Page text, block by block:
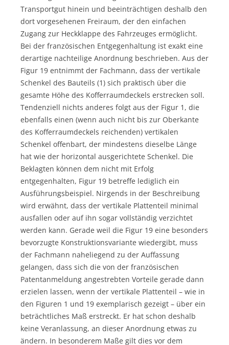
Transportgut hinein und beeinträchtigen deshalb den
dort vorgesehenen Freiraum, der den einfachen
Zugang zur Heckklappe des Fahrzeuges ermöglicht.
Bei der französischen Entgegenhaltung ist exakt eine
derartige nachteilige Anordnung beschrieben. Aus der
Figur 19 entnimmt der Fachmann, dass der vertikale
Schenkel des Bauteils (1) sich praktisch über die
gesamte Höhe des Kofferraumdeckels erstrecken soll.
Tendenziell nichts anderes folgt aus der Figur 1, die
ebenfalls einen (wenn auch nicht bis zur Oberkante
des Kofferraumdeckels reichenden) vertikalen
Schenkel offenbart, der mindestens dieselbe Länge
hat wie der horizontal ausgerichtete Schenkel. Die
Beklagten können dem nicht mit Erfolg
entgegenhalten, Figur 19 betreffe lediglich ein
Ausführungsbeispiel. Nirgends in der Beschreibung
wird erwähnt, dass der vertikale Plattenteil minimal
ausfallen oder auf ihn sogar vollständig verzichtet
werden kann. Gerade weil die Figur 19 eine besonders
bevorzugte Konstruktionsvariante wiedergibt, muss
der Fachmann naheliegend zu der Auffassung
gelangen, dass sich die von der französischen
Patentanmeldung angestrebten Vorteile gerade dann
erzielen lassen, wenn der vertikale Plattenteil – wie in
den Figuren 1 und 19 exemplarisch gezeigt – über ein
beträchtliches Maß erstreckt. Er hat schon deshalb
keine Veranlassung, an dieser Anordnung etwas zu
ändern. In besonderem Maße gilt dies vor dem